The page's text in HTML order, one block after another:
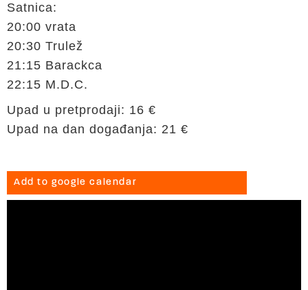
Satnica:
20:00 vrata
20:30 Trulež
21:15 Barackca
22:15 M.D.C.
Upad u pretprodaji: 16 €
Upad na dan događanja: 21 €
Add to google calendar